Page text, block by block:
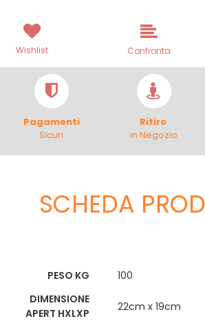
Wishlist Confronta
Pagamenti
Sicuri
Ritiro
in Negozio
SCHEDA
PESO KG
100
DIMENSIONE
APERT HXLXP
22cm x 19cm